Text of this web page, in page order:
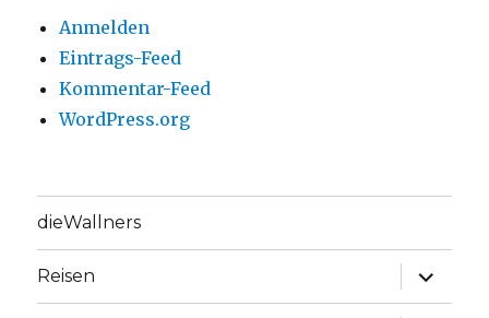
Anmelden
Eintrags-Feed
Kommentar-Feed
WordPress.org
dieWallners
Reisen